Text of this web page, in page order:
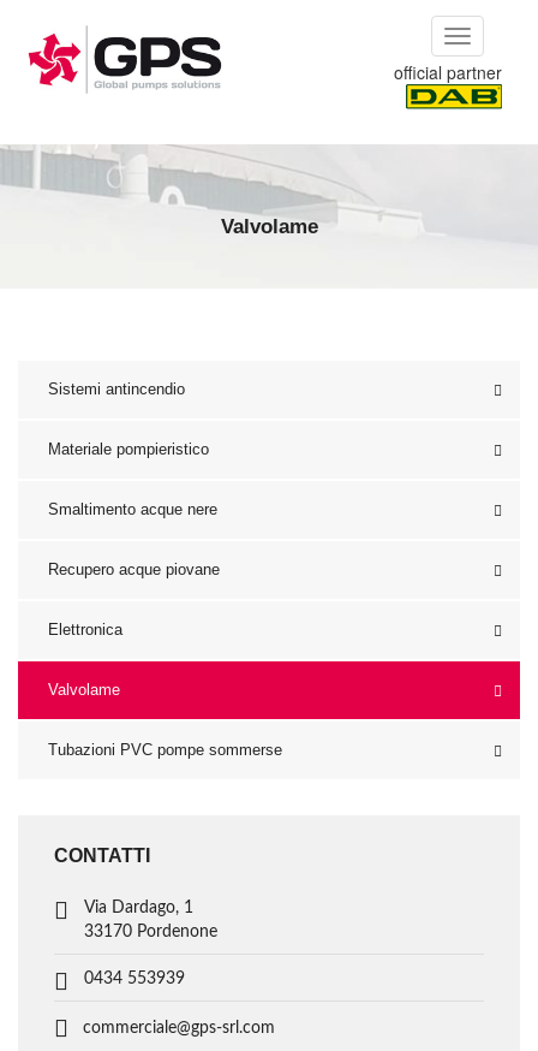
Toggle
navigation
official partner
Valvolame
Sistemi antincendio
Materiale pompieristico
Smaltimento acque nere
Recupero acque piovane
Elettronica
Valvolame
Tubazioni PVC pompe sommerse
CONTATTI
Via Dardago, 1
33170 Pordenone
0434 553939
commerciale@gps-srl.com